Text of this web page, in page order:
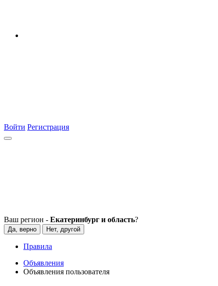
Войти Регистрация
Ваш регион - Екатеринбург и область?
Да, верно Нет, другой
Правила
Объявления
Объявления пользователя